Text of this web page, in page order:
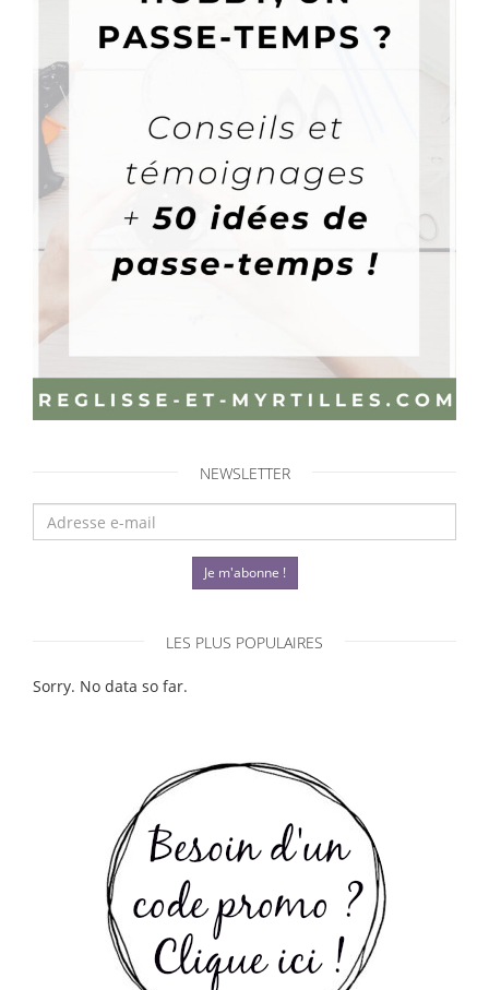
NEWSLETTER
Je m'abonne !
LES PLUS POPULAIRES
Sorry. No data so far.